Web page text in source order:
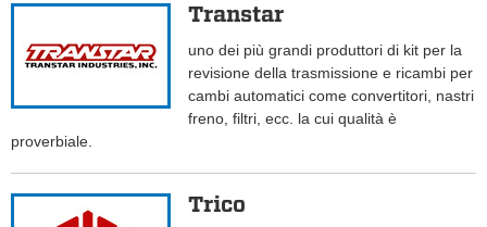
Transtar
uno dei più grandi produttori di kit per la
revisione della trasmissione e ricambi per
cambi automatici come convertitori, nastri
freno, filtri, ecc. la cui qualità è
proverbiale.
Trico